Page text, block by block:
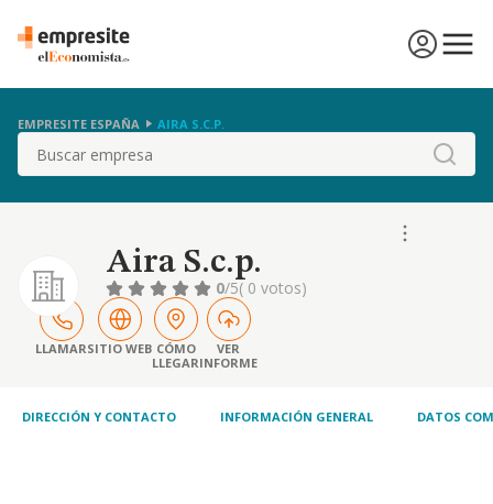
EMPRESITE ESPAÑA AIRA S.C.P.
Buscar
Aira S.c.p.
0/5( 0 votos)
LLAMARSITIO WEB CÓMO
LLEGAR
VER
INFORME
DIRECCIÓN Y CONTACTO INFORMACIÓN GENERAL DATOS